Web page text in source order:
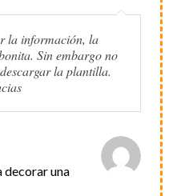
la información, la
Sin embargo no
la plantilla.
decorar una